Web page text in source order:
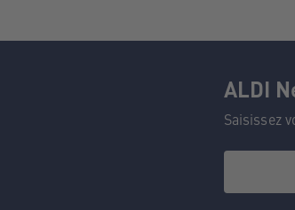
ALDI
Saisissez